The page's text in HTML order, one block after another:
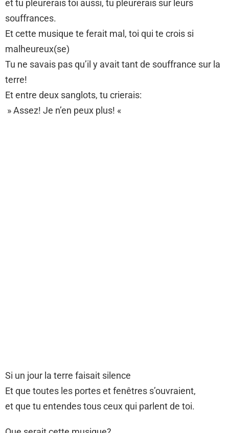
et tu pleurerais toi aussi, tu pleurerais sur leurs
souffrances.
Et cette musique te ferait mal, toi qui te crois si
malheureux(se)
Tu ne savais pas qu’il y avait tant de souffrance sur la
terre!
Et entre deux sanglots, tu crierais:
» Assez! Je n’en peux plus! «
Si un jour la terre faisait silence
Et que toutes les portes et fenêtres s’ouvraient,
et que tu entendes tous ceux qui parlent de toi.